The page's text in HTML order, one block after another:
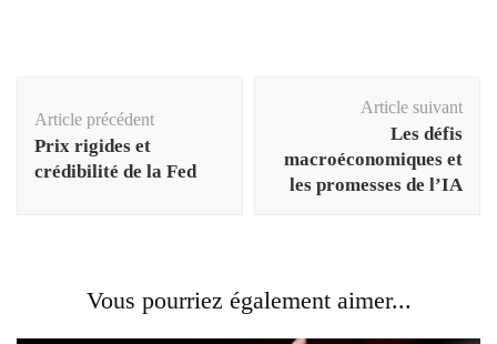
d'article
Article précédent
Prix ​​​​rigides et
crédibilité de la Fed
Article suivant
Les défis
macroéconomiques et
les promesses de l’IA
Vous pourriez également aimer...